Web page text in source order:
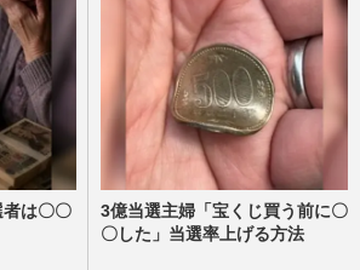
者は〇〇
3億当選主婦「宝くじ買う前に〇
〇した」当選率上げる方法